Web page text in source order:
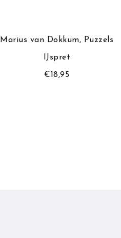
Marius van Dokkum, Puzzels
IJspret
€18,95